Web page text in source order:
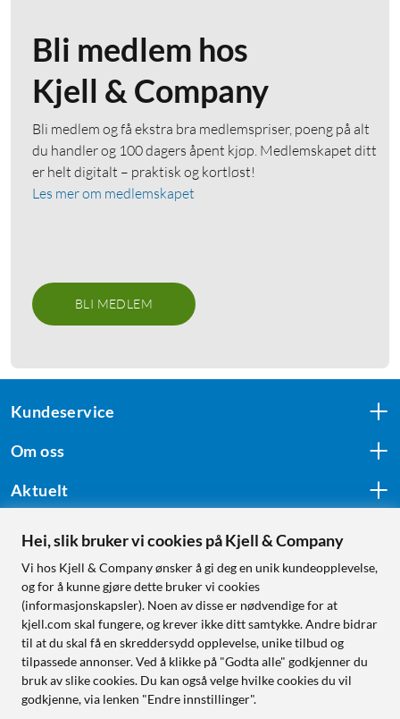
Bli medlem hos
Kjell & Company
Bli medlem og få ekstra bra medlemspriser, poeng på alt
du handler og 100 dagers åpent kjøp. Medlemskapet ditt
er helt digitalt – praktisk og kortløst!
Les mer om medlemskapet
BLI MEDLEM
Kundeservice
Om oss
Aktuelt
Følg oss
Handle fra:
Sverige
Norge
Hei, slik bruker vi cookies på Kjell & Company
Vi hos Kjell & Company ønsker å gi deg en unik kundeopplevelse,
og for å kunne gjøre dette bruker vi cookies
(informasjonskapsler). Noen av disse er nødvendige for at
kjell.com skal fungere, og krever ikke ditt samtykke. Andre bidrar
til at du skal få en skreddersydd opplevelse, unike tilbud og
tilpassede annonser. Ved å klikke på "Godta alle" godkjenner du
bruk av slike cookies. Du kan også velge hvilke cookies du vil
godkjenne, via lenken "Endre innstillinger".